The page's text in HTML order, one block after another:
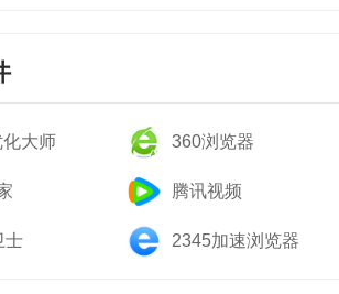
硬直结束的
些情况下，
鸮)
机模式1-3关
界面中将
大师 360浏览器
腾讯视频
士 2345加速浏览器